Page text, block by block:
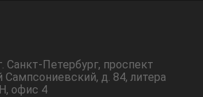
Санкт-Петербург, проспект
д. 84, литера
офис 4